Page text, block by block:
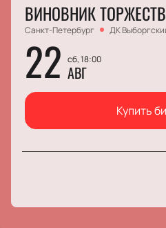
ВИНОВНИК
Санкт-Петербург ДК
22 сб, 18:00
АВГ
Купить